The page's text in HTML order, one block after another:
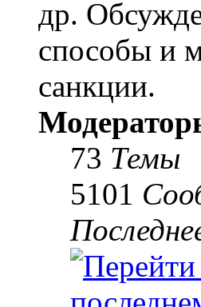
др.
способы и
санкции.
73 Темы
5101